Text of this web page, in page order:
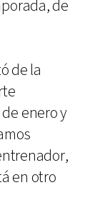
de
de la
enero y
en otro